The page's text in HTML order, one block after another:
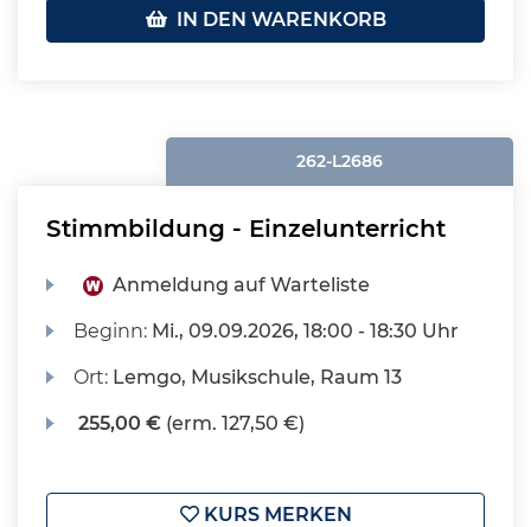
IN DEN WARENKORB
262-L2686
Stimmbildung - Einzelunterricht
Anmeldung auf Warteliste
Beginn: Mi., 09.09.2026, 18:00 - 18:30 Uhr
Ort: Lemgo, Musikschule, Raum 13
255,00 € (erm. 127,50 €)
KURS MERKEN